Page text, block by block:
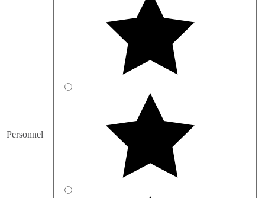
Personnel